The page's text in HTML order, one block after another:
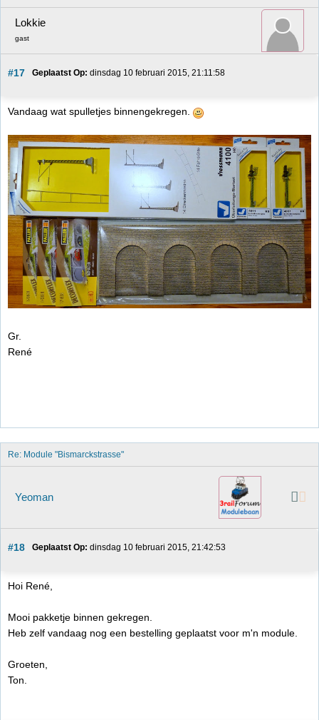
Lokkie
gast
#17 Geplaatst Op: dinsdag 10 februari 2015, 21:11:58
Vandaag wat spulletjes binnengekregen.
Gr.
René
Re: Module "Bismarckstrasse"
Yeoman
#18 Geplaatst Op: dinsdag 10 februari 2015, 21:42:53
Hoi René,
Mooi pakketje binnen gekregen.
Heb zelf vandaag nog een bestelling geplaatst voor m'n module.
Groeten,
Ton.